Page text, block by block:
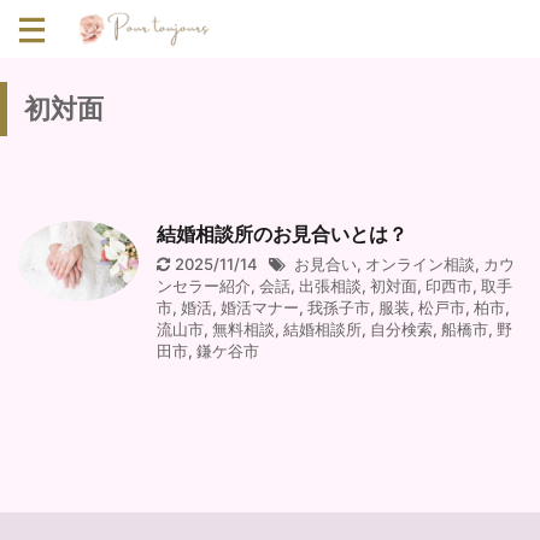
初対面
結婚相談所のお見合いとは？
2025/11/14 お見合い, オンライン相談, カウ
ンセラー紹介, 会話, 出張相談, 初対面, 印西市, 取手
市, 婚活, 婚活マナー, 我孫子市, 服装, 松戸市, 柏市,
流山市, 無料相談, 結婚相談所, 自分検索, 船橋市, 野
田市, 鎌ケ谷市